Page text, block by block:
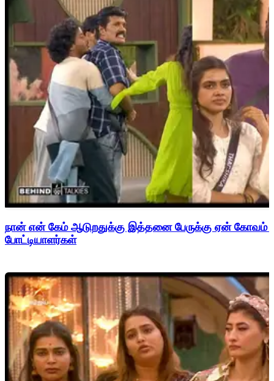
நான் என் கேம் ஆடுறதுக்கு இத்தனை பேருக்கு ஏன் கோவம் -
போட்டியாளர்கள்